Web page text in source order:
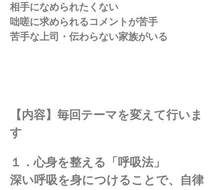
相手になめられたくない
咄嗟に求められるコメントが苦手
苦手な上司・伝わらない家族がいる
【内容】毎回テーマを変えて行いま
す
１．心身を整える「呼吸法」
深い呼吸を身につけることで、自律